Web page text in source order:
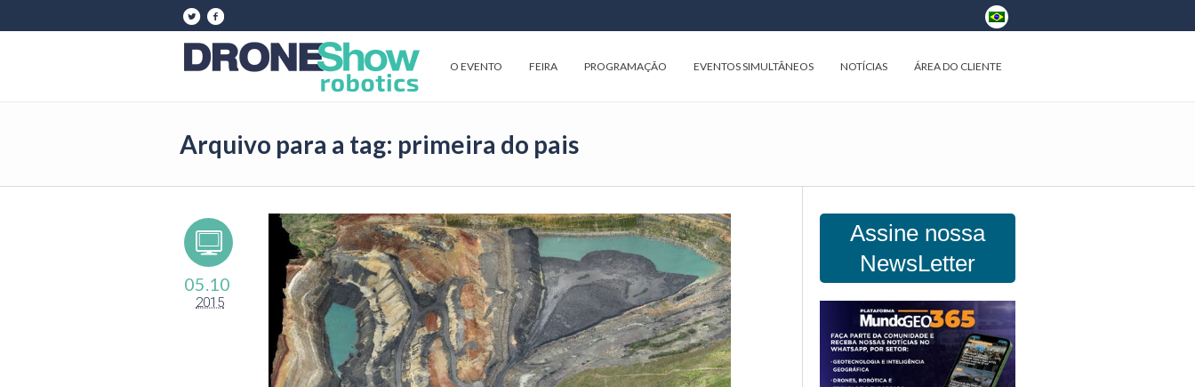
O EVENTO FEIRA PROGRAMAÇÃO EVENTOS SIMULTÂNEOS NOTÍCIAS ÁREA DO CLIENTE
Arquivo para a tag: primeira do pais
05.10
2015
Assine nossa
NewsLetter